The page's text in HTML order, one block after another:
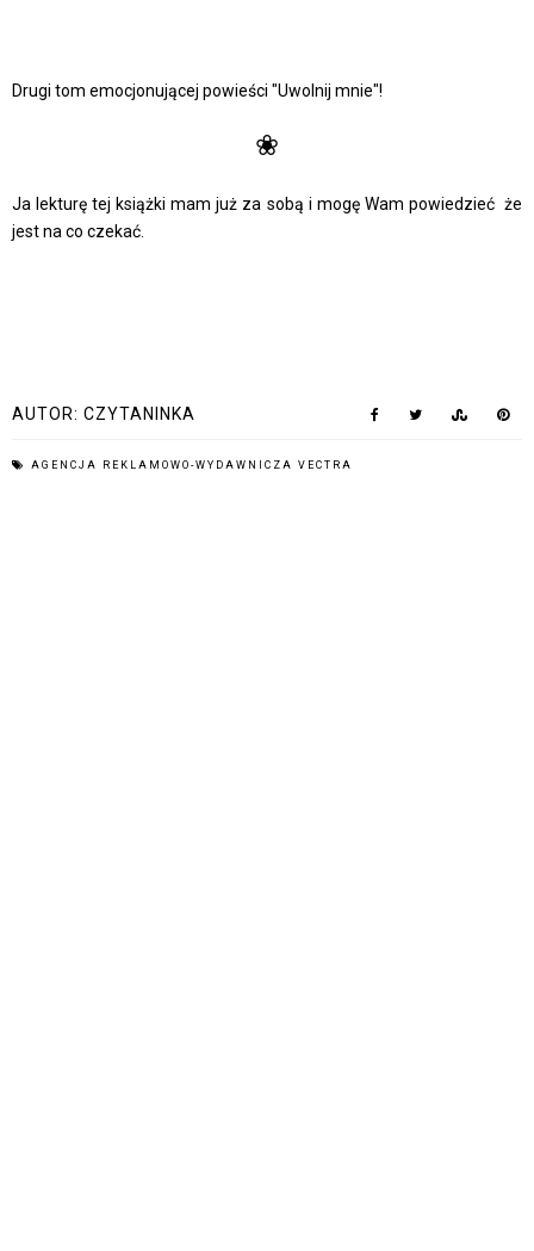
Drugi tom emocjonującej powieści "Uwolnij mnie"!
❀
Ja lekturę tej książki mam już za sobą i mogę Wam powiedzieć że
jest na co czekać.
AUTOR: CZYTANINKA
AGENCJA REKLAMOWO-WYDAWNICZA VECTRA